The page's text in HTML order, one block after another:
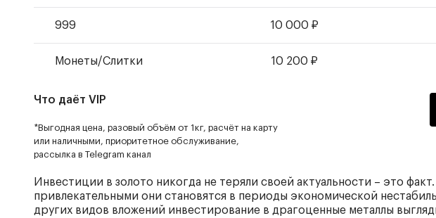
999 10 000 ₽
Монеты/Слитки 10 200 ₽
Что даёт VIP
*Выгодная цена, разовый объём от 1кг, расчёт на карту
или наличными, приоритетное обслуживание,
рассылка в Telegram канал
Инвестиции в золото никогда не теряли своей актуальности – это
привлекательными они становятся в периоды экономической
других видов вложений инвестирование в драгоценные металлы